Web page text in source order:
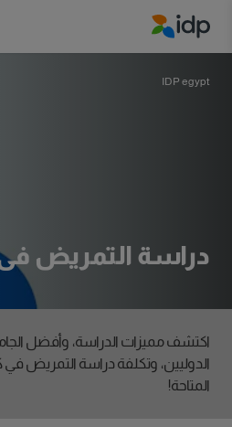
IDP egypt
دراسة التمريض في
اكتشف مميزات الدراسة، وأفضل
الدوليين، وتكلفة دراسة التمريض
المتاحة!